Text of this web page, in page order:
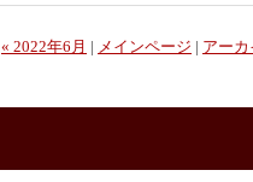
« 2022年6月 | メインページ | アー